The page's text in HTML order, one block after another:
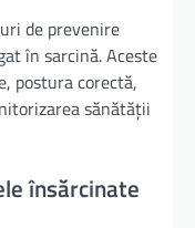
de prevenire
în sarcină. Aceste
postura corectă,
sănătății
însărcinate